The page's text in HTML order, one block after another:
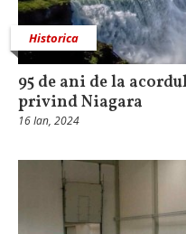
Historica
95 de ani de la
privind Niagara
16 Ian, 2024